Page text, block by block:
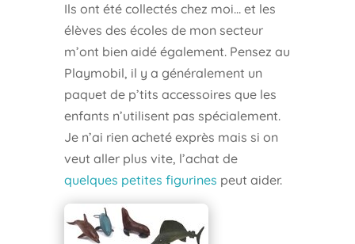
Ils ont été collectés chez moi… et les
élèves des écoles de mon secteur
m’ont bien aidé également. Pensez au
Playmobil, il y a généralement un
paquet de p’tits accessoires que les
enfants n’utilisent pas spécialement.
Je n’ai rien acheté exprès mais si on
veut aller plus vite, l’achat de
quelques petites figurines peut aider.